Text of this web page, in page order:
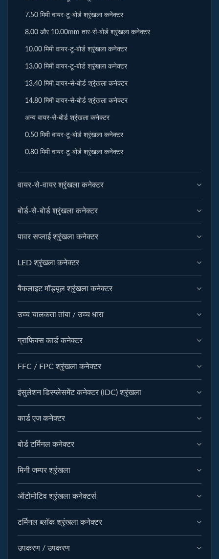
7.50 मिमी वायर-टू-बोर्ड श्रृंखला कनेक्टर
8.00 और 10.00mm तार-से-बोर्ड श्रृंखला कनेक्टर
10.00 मिमी वायर-टू-बोर्ड श्रृंखला कनेक्टर
13.00 मिमी वायर-टू-बोर्ड श्रृंखला कनेक्टर
13.40 मिमी वायर-से-बोर्ड श्रृंखला कनेक्टर
14.80 मिमी वायर-से-बोर्ड श्रृंखला कनेक्टर
अन्य वायर-से-बोर्ड श्रृंखला कनेक्टर
0.50 मिमी वायर-टू-बोर्ड श्रृंखला कनेक्टर
0.80 मिमी वायर-टू-बोर्ड श्रृंखला कनेक्टर
वायर-से-वायर श्रृंखला कनेक्टर
बोर्ड-से-बोर्ड श्रृंखला कनेक्टर
पावर सप्लाई श्रृंखला कनेक्टर
LED श्रृंखला कनेक्टर
बैकलाइट मॉड्यूल श्रृंखला कनेक्टर
उच्च चालकता तांबा / उच्च धारा
ग्राफिक्स कार्ड कनेक्टर
FFC / FPC श्रृंखला कनेक्टर
इंसुलेशन डिस्प्लेसमेंट कनेक्टर (IDC) श्रृंखला
कार्ड एज कनेक्टर
बोर्ड टर्मिनल कनेक्टर
मिनी जम्पर श्रृंखला
ऑटोमोटिव श्रृंखला कनेक्टर्स
टर्मिनल ब्लॉक श्रृंखला कनेक्टर
उपकरण / उपकरण